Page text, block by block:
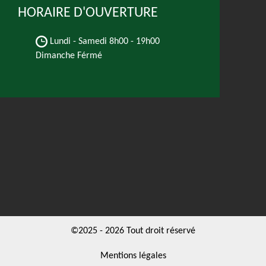
HORAIRE D'OUVERTURE
Lundi - Samedi 8h00 - 19h00
Dimanche Férmé
©2025 - 2026 Tout droit réservé
Mentions légales